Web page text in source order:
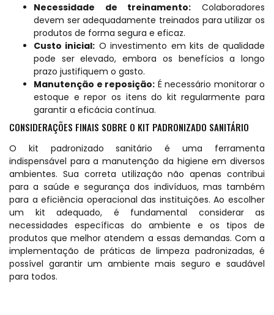
Necessidade de treinamento: Colaboradores
devem ser adequadamente treinados para utilizar os
produtos de forma segura e eficaz.
Custo inicial: O investimento em kits de qualidade
pode ser elevado, embora os benefícios a longo
prazo justifiquem o gasto.
Manutenção e reposição: É necessário monitorar o
estoque e repor os itens do kit regularmente para
garantir a eficácia contínua.
CONSIDERAÇÕES FINAIS SOBRE O KIT PADRONIZADO SANITÁRIO
O kit padronizado sanitário é uma ferramenta
indispensável para a manutenção da higiene em diversos
ambientes. Sua correta utilização não apenas contribui
para a saúde e segurança dos indivíduos, mas também
para a eficiência operacional das instituições. Ao escolher
um kit adequado, é fundamental considerar as
necessidades específicas do ambiente e os tipos de
produtos que melhor atendem a essas demandas. Com a
implementação de práticas de limpeza padronizadas, é
possível garantir um ambiente mais seguro e saudável
para todos.